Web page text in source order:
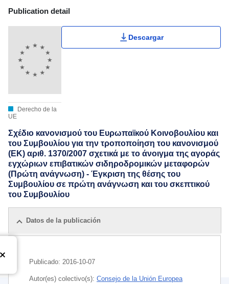
Publication Detail Actions Portlet
Publication detail
Derecho de la
UE
Descargar
Σχέδιο κανονισμού του Ευρωπαϊκού Κοινοβουλίου και
του Συμβουλίου για την τροποποίηση του κανονισμού
(ΕΚ) αριθ. 1370/2007 σχετικά με το άνοιγμα της αγοράς
εγχώριων επιβατικών σιδηροδρομικών μεταφορών
(Πρώτη ανάγνωση) - Έγκριση της θέσης του
Συμβουλίου σε πρώτη ανάγνωση και του σκεπτικού
του Συμβουλίου
Datos de la publicación
Publicado: 2016-10-07
Autor(es) colectivo(s): Consejo de la Unión Europea